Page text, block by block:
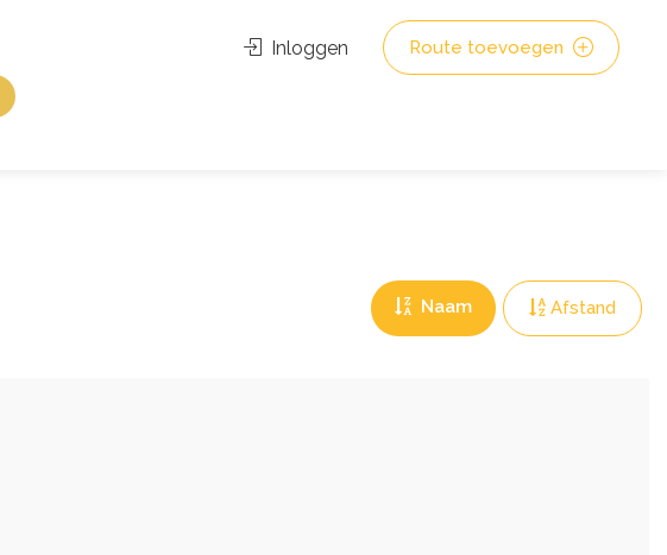
Inloggen Route toevoegen
Naam Afstand